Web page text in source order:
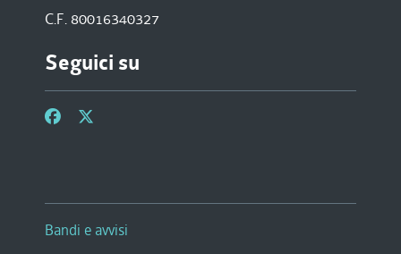
C.F. 80016340327
Seguici su
Bandi e avvisi